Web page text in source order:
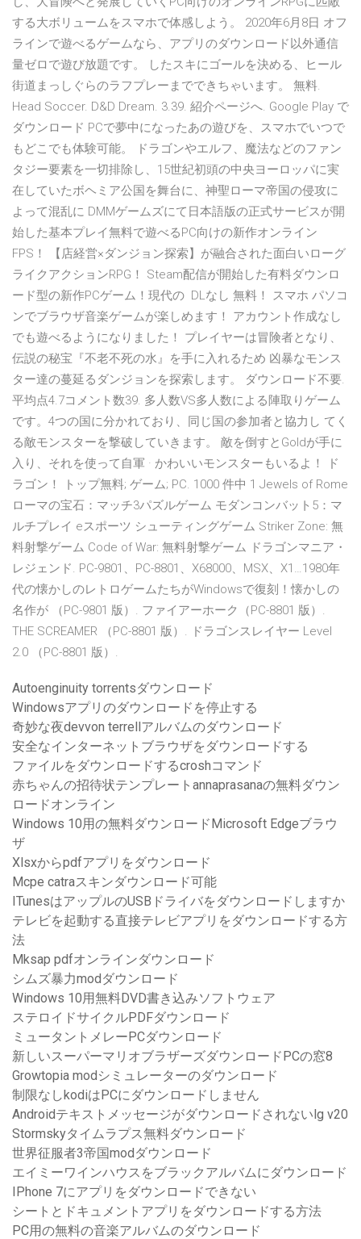
する大ボリュームをスマホで体感しよう。 2020年6月8日 オフ
ラインで遊べるゲームなら、アプリのダウンロード以外通信
量ゼロで遊び放題です。 したスキにゴールを決める、ヒール
街道まっしぐらのラフプレーまでできちゃいます。 無料.
Head Soccer. D&D Dream. 3.39. 紹介ページへ. Google Play で
ダウンロード PCで夢中になったあの遊びを、スマホでいつで
もどこでも体験可能。 ドラゴンやエルフ、魔法などのファン
タジー要素を一切排除し、15世紀初頭の中央ヨーロッパに実
在していたボヘミア公国を舞台に、神聖ローマ帝国の侵攻に
よって混乱に DMMゲームズにて日本語版の正式サービスが開
始した基本プレイ無料で遊べるPC向けの新作オンライン
FPS！ 【店経営×ダンジョン探索】が融合された面白いローグ
ライクアクションRPG！ Steam配信が開始した有料ダウンロ
ード型の新作PCゲーム！現代の DLなし 無料！ スマホ パソコ
ンでブラウザ音楽ゲームが楽しめます！ アカウント作成なし
でも遊べるようになりました！ プレイヤーは冒険者となり、
伝説の秘宝『不老不死の水』を手に入れるため 凶暴なモンス
ター達の蔓延るダンジョンを探索します。 ダウンロード不要.
平均点4.7コメント数39. 多人数VS多人数による陣取りゲーム
です。4つの国に分かれており、同じ国の参加者と協力し てく
る敵モンスターを撃破していきます。 敵を倒すとGoldが手に
入り、それを使って自軍 · かわいいモンスターもいるよ！ ド
ラゴン！ トップ無料; ゲーム; PC. 1000 件中 1 Jewels of Rome
ローマの宝石：マッチ3パズルゲーム モダンコンバット5：マ
ルチプレイ eスポーツ シューティングゲーム Striker Zone: 無
料射撃ゲーム Code of War: 無料射撃ゲーム ドラゴンマニア・
レジェンド. PC-9801、PC-8801、X68000、MSX、X1…1980年
代の懐かしのレトロゲームたちがWindowsで復刻！懐かしの
名作が （PC-9801 版）. ファイアーホーク（PC-8801 版）.
THE SCREAMER （PC-8801 版）. ドラゴンスレイヤー Level
2.0 （PC-8801 版）.
Autoenginuity torrentsダウンロード
Windowsアプリのダウンロードを停止する
奇妙な夜devvon terrellアルバムのダウンロード
安全なインターネットブラウザをダウンロードする
ファイルをダウンロードするcroshコマンド
赤ちゃんの招待状テンプレートannaprasanaの無料ダウン
ロードオンライン
Windows 10用の無料ダウンロードMicrosoft Edgeブラウ
ザ
Xlsxからpdfアプリをダウンロード
Mcpe catraスキンダウンロード可能
ITunesはアップルのUSBドライバをダウンロードしますか
テレビを起動する直接テレビアプリをダウンロードする方
法
Mksap pdfオンラインダウンロード
シムズ暴力modダウンロード
Windows 10用無料DVD書き込みソフトウェア
ステロイドサイクルPDFダウンロード
ミュータントメレーPCダウンロード
新しいスーパーマリオブラザーズダウンロードPCの窓8
Growtopia modシミュレーターのダウンロード
制限なしkodiはPCにダウンロードしません
Androidテキストメッセージがダウンロードされないlg v20
Stormskyタイムラプス無料ダウンロード
世界征服者3帝国modダウンロード
エイミーワインハウスをブラックアルバムにダウンロード
IPhone 7にアプリをダウンロードできない
シートとドキュメントアプリをダウンロードする方法
PC用の無料の音楽アルバムのダウンロード